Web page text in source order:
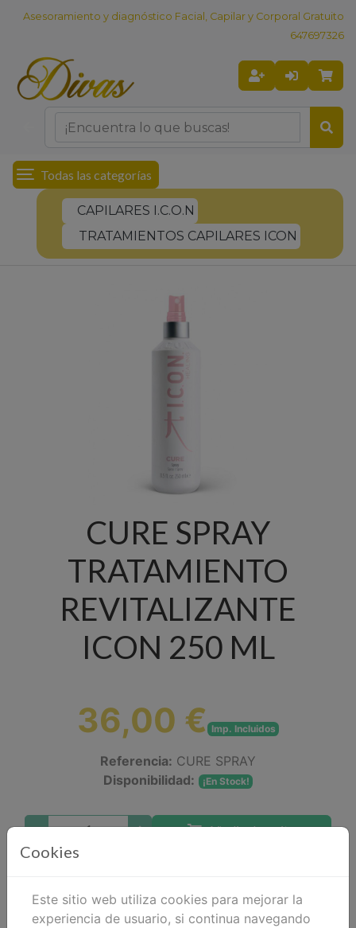
Asesoramiento y diagnóstico Facial, Capilar y Corporal Gratuito
647697326
Todas las categorías
CAPILARES I.C.O.N
TRATAMIENTOS CAPILARES ICON
CURE SPRAY
TRATAMIENTO
REVITALIZANTE
ICON 250 ML
36,00 € Imp. Incluidos
Referencia: CURE SPRAY
Disponibilidad:
¡En Stock!
Añadir al carrito
Cookies
Este sitio web utiliza cookies para mejorar la
experiencia de usuario, si continua navegando